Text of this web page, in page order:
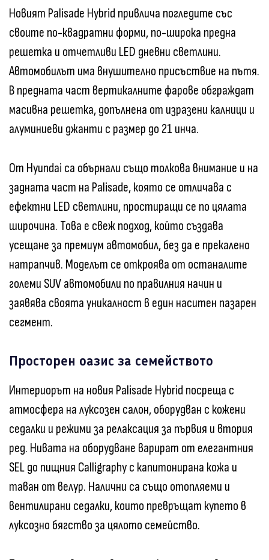
Новият Palisade Hybrid привлича погледите със
своите по-квадратни форми, по-широка предна
решетка и отчетливи LED дневни светлини.
Автомобилът има внушително присъствие на пътя.
В предната част вертикалните фарове обграждат
масивна решетка, допълнена от изразени калници и
алуминиеви джанти с размер до 21 инча.
От Hyundai са обърнали също толкова внимание и на
задната част на Palisade, която се отличава с
ефектни LED светлини, простиращи се по цялата
широчина. Това е свеж подход, който създава
усещане за премиум автомобил, без да е прекалено
натрапчив. Моделът се откроява от останалите
големи SUV автомобили по правилния начин и
заявява своята уникалност в един наситен пазарен
сегмент.
Просторен оазис за семейството
Интериорът на новия Palisade Hybrid посреща с
атмосфера на луксозен салон, оборудван с кожени
седалки и режими за релаксация за първия и втория
ред. Нивата на оборудване варират от елегантния
SEL до пищния Calligraphy с капитонирана кожа и
таван от велур. Налични са също отопляеми и
вентилирани седалки, които превръщат купето в
луксозно бягство за цялото семейство.